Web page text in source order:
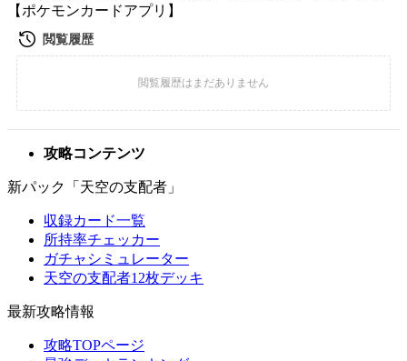
【ポケモンカードアプリ】
攻略コンテンツ
新パック「天空の支配者」
収録カード一覧
所持率チェッカー
ガチャシミュレーター
天空の支配者12枚デッキ
最新攻略情報
攻略TOPページ